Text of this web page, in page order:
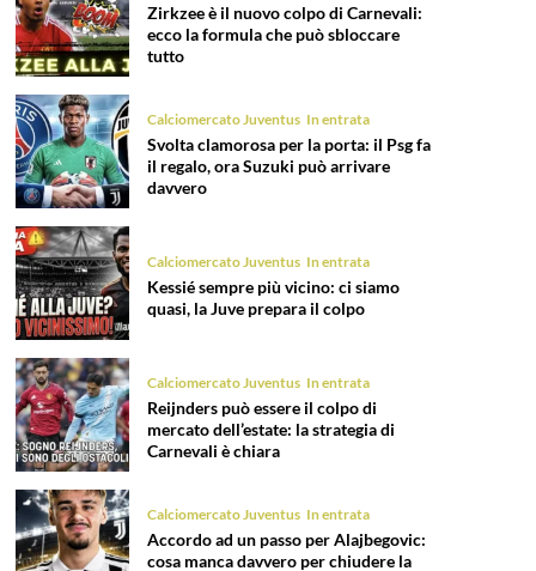
Zirkzee è il nuovo colpo di Carnevali:
ecco la formula che può sbloccare
tutto
Calciomercato Juventus In entrata
Svolta clamorosa per la porta: il Psg fa
il regalo, ora Suzuki può arrivare
davvero
Calciomercato Juventus In entrata
Kessié sempre più vicino: ci siamo
quasi, la Juve prepara il colpo
Calciomercato Juventus In entrata
Reijnders può essere il colpo di
mercato dell’estate: la strategia di
Carnevali è chiara
Calciomercato Juventus In entrata
Accordo ad un passo per Alajbegovic:
cosa manca davvero per chiudere la